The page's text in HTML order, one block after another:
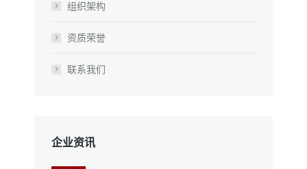
组织架构
资质荣誉
联系我们
企业资讯